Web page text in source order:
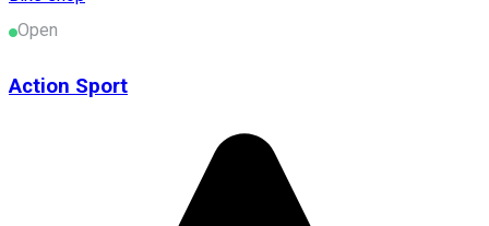
Open
Action Sport